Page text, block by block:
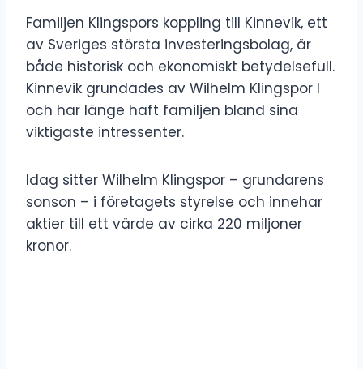
Familjen Klingspors koppling till Kinnevik, ett
av Sveriges största investeringsbolag, är
både historisk och ekonomiskt betydelsefull.
Kinnevik grundades av Wilhelm Klingspor I
och har länge haft familjen bland sina
viktigaste intressenter.
Idag sitter Wilhelm Klingspor – grundarens
sonson – i företagets styrelse och innehar
aktier till ett värde av cirka 220 miljoner
kronor.